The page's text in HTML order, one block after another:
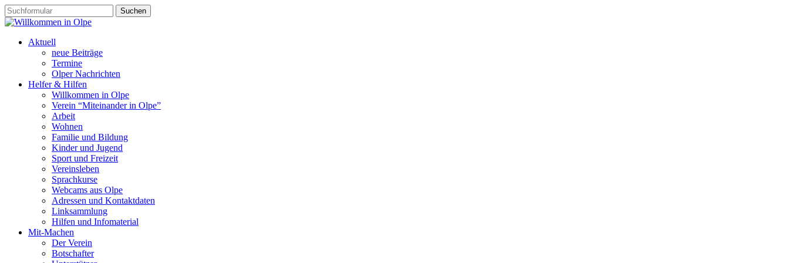
Aktuell
neue Beiträge
Termine
Olper Nachrichten
Helfer & Hilfen
Willkommen in Olpe
Verein “Miteinander in Olpe”
Arbeit
Wohnen
Familie und Bildung
Kinder und Jugend
Sport und Freizeit
Vereinsleben
Sprachkurse
Webcams aus Olpe
Adressen und Kontaktdaten
Linksammlung
Hilfen und Infomaterial
Mit-Machen
Der Verein
Botschafter